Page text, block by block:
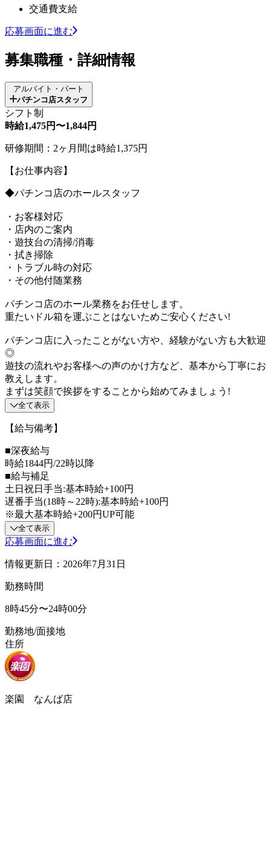
交通費支給
応募画面に進む
募集職種・詳細情報
アルバイト・パート
パチンコ店スタッフ
シフト制
時給1,475円〜1,844円
研修期間：2ヶ月間は時給1,375円
【お仕事内容】
◆パチンコ店のホールスタッフ
・お客様対応
・店内のご案内
・遊技台の清掃/消毒
・拭き掃除
・トラブル時の対応
・その他付随業務
パチンコ店のホール業務をお任せします。
重たいドル箱を運ぶことはないためご安心ください!
パチンコ店に入ったことがない方や、経験がない方も大歓迎
◎
遊技の流れやお客様への声のかけ方など、基本から丁寧にお
教えします。
まずは笑顔で挨拶をすることから始めてみましょう!
全て表示
【給与備考】
■深夜給与
時給1844円/22時以降
■給与補足
土日祝日手当:基本時給+100円
遅番手当(18時～22時):基本時給+100円
※最大基本時給+200円UP可能
全て表示
応募画面に進む
情報更新日：2026年7月31日
勤務時間
8時45分〜24時00分
勤務地/面接地
住所
楽園 なんば店